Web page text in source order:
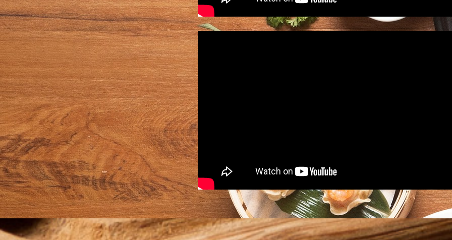
保存期限 : 45天
原產地 : 臺灣
保存方式：冷凍保存 -18°C以下
-
商品單位 : 10個/包
商品成分 :
商品
保存方式